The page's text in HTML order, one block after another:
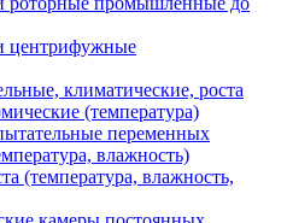
центрифужные
климатические, роста
(температура)
переменных
влажность)
(температура, влажность,